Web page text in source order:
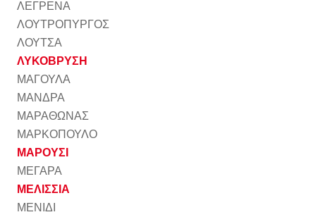
ΛΕΓΡΕΝΑ
ΛΟΥΤΡΟΠΥΡΓΟΣ
ΛΟΥΤΣΑ
ΛΥΚΟΒΡΥΣΗ
ΜΑΓΟΥΛΑ
ΜΑΝΔΡΑ
ΜΑΡΑΘΩΝΑΣ
ΜΑΡΚΟΠΟΥΛΟ
ΜΑΡΟΥΣΙ
ΜΕΓΑΡΑ
ΜΕΛΙΣΣΙΑ
ΜΕΝΙΔΙ